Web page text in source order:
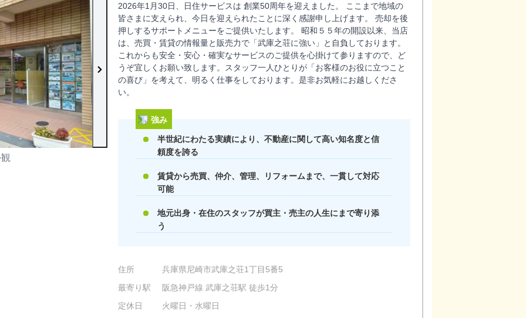
接客スペース
2026年1月30日、日住サービスは 創業50周年を迎えました。 ここまで地域の
皆さまに支えられ、今日を迎えられたことに深く感謝申し上げます。 売却を後
押しするサポートメニューをご提供いたします。 昭和５５年の開設以来、当店
は、売買・賃貸の情報量と販売力で「武庫之荘に強い」と自負しております。
これからも安全・安心・確実なサービスのご提供を心掛けて参りますので、ど
うぞ宜しくお願い致します。スタッフ一人ひとりが「お客様のお役に立つこと
の喜び」を考えて、明るく仕事をしております。是非お気軽にお越しくださ
い。
強み
半世紀にわたる実績により、不動産に関して高い知名度と信
頼度を誇る
賃貸から売買、仲介、管理、リフォームまで、一貫して対応
可能
地元出身・在住のスタッフが買主・売主の人生にまで寄り添
う
住所
兵庫県尼崎市武庫之荘1丁目5番5
最寄り駅
阪急神戸線 武庫之荘駅 徒歩1分
定休日
火曜日・水曜日